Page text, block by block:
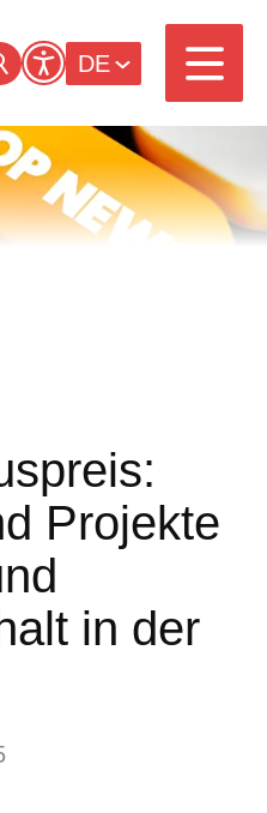
DE
Projekte
in der